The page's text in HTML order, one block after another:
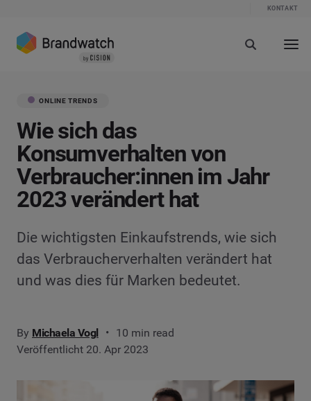
KONTAKT
ONLINE TRENDS
Wie sich das
Konsumverhalten von
Verbraucher:innen im Jahr
2023 verändert hat
Die wichtigsten Einkaufstrends, wie sich
das Verbraucherverhalten verändert hat
und was dies für Marken bedeutet.
By Michaela Vogl
10 min read
Veröffentlicht 20. Apr 2023